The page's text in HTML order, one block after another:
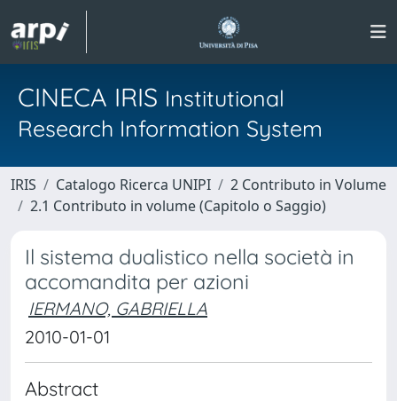
CINECA IRIS Institutional
Research Information System
IRIS Catalogo Ricerca UNIPI
2 Contributo in Volume
2.1 Contributo in volume (Capitolo o Saggio)
Il sistema dualistico nella società in
accomandita per azioni
IERMANO, GABRIELLA
2010-01-01
Abstract